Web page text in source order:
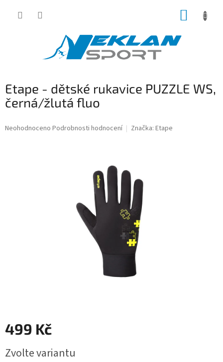
Etape - dětské rukavice PUZZLE WS,
černá/žlutá fluo
Průměrné
Neohodnoceno Podrobnosti hodnocení Značka: Etape
499 Kč
cena:
Zvolte variantu